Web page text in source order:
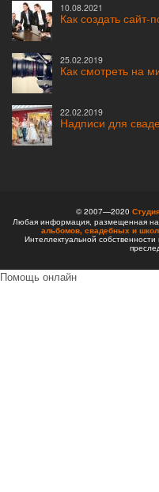
10.08.2021
Как создать
25.02.2019
Как смотреть на
22.02.2019
Надписи для
© 2007—2020
Любая информация, размещенная на
альбомов, свадебных и
Интеллектуальной
Помощь онлайн